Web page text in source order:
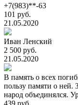
+7(983)**-63
101 руб.
21.05.2020
Иван Ленский
2 500 руб.
21.05.2020
В память о всех
пользу памяти о ней.
народ объединялся.
439 руб.